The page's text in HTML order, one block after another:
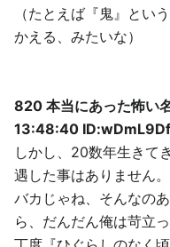
（たとえば『鬼』とい
かえる、みたいな）
820 本当にあった怖
13:48:40
しかし、20数年生きて
遇した事はありません。
バカじゃね、そんなの
ら、だんだん俺は苛立っ